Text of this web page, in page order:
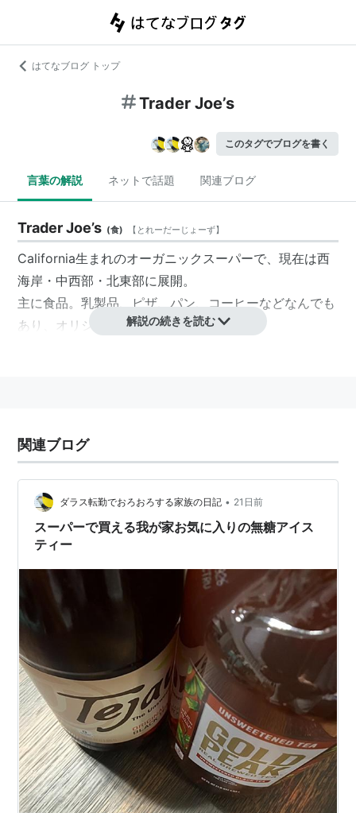
はてなブログ トップ
Trader Joe’s
このタグでブログを書く
言葉の解説 ネットで話題 関連ブログ
Trader Joe’s (食) 【 とれーだーじょーず】
California生まれのオーガニックスーパーで、現在は西
海岸・中西部・北東部に展開。
主に食品。乳製品、ピザ、パン、コーヒーなどなんでも
あり、オリジナル品が安い。
解説の続きを読む
関連ブログ
ダラス転勤でおろおろする家族の日記 • 21日前
スーパーで買える我が家お気に入りの無糖アイス
ティー